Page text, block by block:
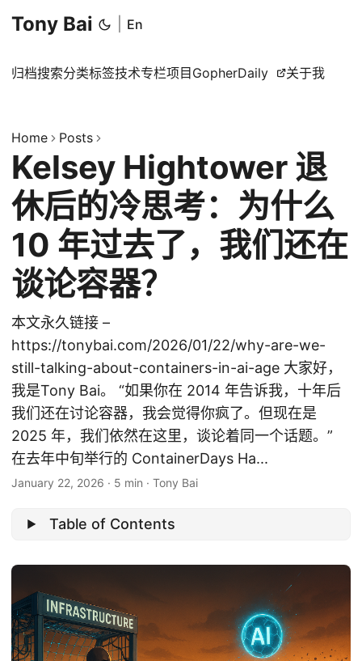
Tony Bai En
归档搜索分类标签技术专栏项目 GopherDaily 关于我
Home Posts
Kelsey Hightower 退
休后的冷思考：为什么
10 年过去了，我们还在
谈论容器？
本文永久链接 –
https://tonybai.com/2026/01/22/why-are-we-
still-talking-about-containers-in-ai-age 大家好，
我是Tony Bai。 “如果你在 2014 年告诉我，十年后
我们还在讨论容器，我会觉得你疯了。但现在是
2025 年，我们依然在这里，谈论着同一个话题。”
在去年中旬举行的 ContainerDays Ha...
January 22, 2026 · 5 min · Tony Bai
Table of Contents